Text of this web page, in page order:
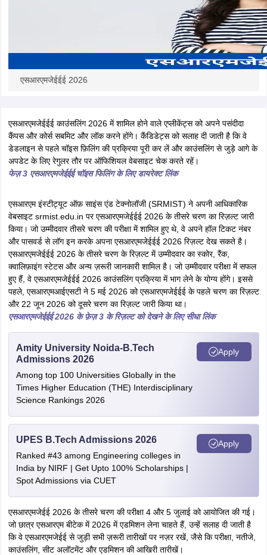
एसआरएमजेईईई 2026
एसआरएमजेईईई काउंसलिंग 2026 में शामिल होने वाले एप्लीकेंट्स को अपने पसंदीदा
कैंपस और कोर्स सबमिट और लॉक करने होंगे। कैंडिडेट्स को सलाह दी जाती है कि वे
डेडलाइन से पहले चॉइस फ़िलिंग की प्रक्रिया पूरी कर लें और काउंसलिंग से जुड़े आगे के
अपडेट के लिए रेगुलर तौर पर ऑफिशियल वेबसाइट चेक करते रहें।
फेज़ 3 एसआरएमजेईईई चॉइस फिलिंग के लिए डायरेक्ट लिंक
एसआरएम इंस्टीट्यूट ऑफ़ साइंस एंड टेक्नोलॉजी (SRMIST) ने अपनी आधिकारिक
वेबसाइट srmist.edu.in पर एसआरएमजेईईई 2026 के तीसरे चरण का रिज़ल्ट जारी
किया। जो उम्मीदवार तीसरे चरण की परीक्षा में शामिल हुए थे, वे अपने हॉल टिकट नंबर
और पासवर्ड से लॉग इन करके अपना एसआरएमजेईईई 2026 रिज़ल्ट देख सकते है।
एसआरएमजेईईई 2026 के तीसरे चरण के रिज़ल्ट में उम्मीदवार का स्कोर, रैंक,
क्वालिफ़ाइंग स्टेटस और अन्य ज़रूरी जानकारी शामिल है। जो उम्मीदवार परीक्षा में सफल
हुए हैं, वे एसआरएमजेईईई 2026 काउंसलिंग प्रक्रिया में भाग लेने के योग्य होंगे। इससे
पहले, एसआरएमआईएसटी ने 5 मई 2026 को एसआरएमजेईईई के पहले चरण का रिज़ल्ट
और 22 जून 2026 को दूसरे चरण का रिज़ल्ट जारी किया था।
एसआरएमजेईईई 2026 के फ़ेज़ 3 के रिज़ल्ट को देखने के लिए सीधा लिंक
Amity University Noida-B.Tech
Admissions 2026
Among top 100 Universities Globally in the
Times Higher Education (THE) Interdisciplinary
Science Rankings 2026
Apply
UPES B.Tech Admissions 2026
Ranked #43 among Engineering colleges in
India by NIRF | Get Upto 100% Scholarships |
Spot Admissions via CUET
Apply
एसआरएमजेईई 2026 के तीसरे चरण की परीक्षा 4 और 5 जुलाई को आयोजित की गई।
जो छात्र एसआरएम बीटेक में 2026 में एडमिशन लेना चाहते हैं, उन्हें सलाह दी जाती है
कि वे एसआरएमजेईई से जुड़ी सभी ज़रूरी तारीखों पर नज़र रखें, जैसे कि परीक्षा, नतीजे,
काउंसलिंग, सीट अलॉटमेंट और एडमिशन की आखिरी तारीखें।